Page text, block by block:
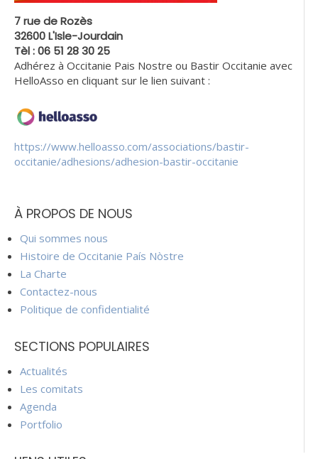
7 rue de Rozès
32600 L'Isle-Jourdain
Tèl : 06 51 28 30 25
Adhérez à Occitanie Pais Nostre ou Bastir Occitanie avec
HelloAsso en cliquant sur le lien suivant :
https://www.helloasso.com/associations/bastir-
occitanie/adhesions/adhesion-bastir-occitanie
À PROPOS DE NOUS
Qui sommes nous
Histoire de Occitanie País Nòstre
La Charte
Contactez-nous
Politique de confidentialité
SECTIONS POPULAIRES
Actualités
Les comitats
Agenda
Portfolio